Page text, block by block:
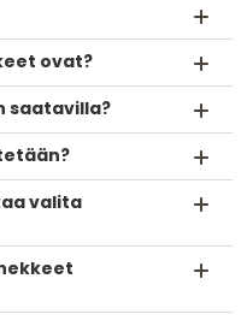
ovat?
saatavilla?
valita